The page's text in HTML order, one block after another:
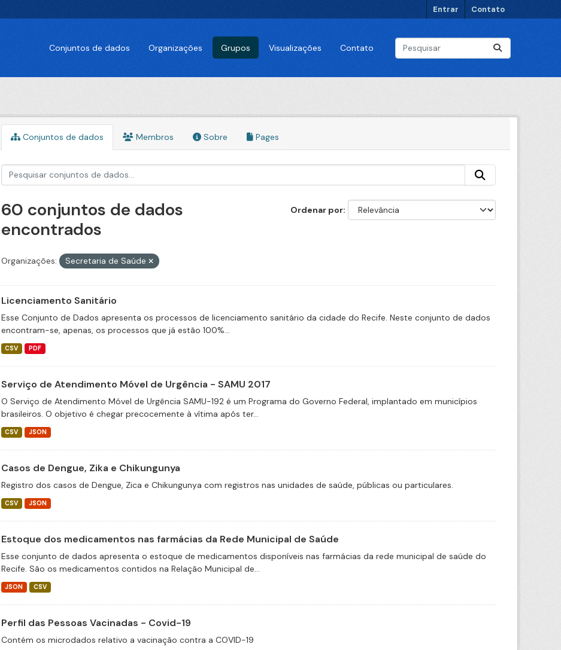
Entrar Contato
Conjuntos de dados Organizações Grupos Visualizações Contato
Conjuntos de dados Membros Sobre Pages
Ordenar por
60 conjuntos de dados
encontrados
Organizações: Secretaria de Saúde
Licenciamento Sanitário
Esse Conjunto de Dados apresenta os processos de licenciamento sanitário da cidade do Recife. Neste conjunto de dados
encontram-se, apenas, os processos que já estão 100%...
CSV PDF
Serviço de Atendimento Móvel de Urgência - SAMU 2017
O Serviço de Atendimento Móvel de Urgência SAMU-192 é um Programa do Governo Federal, implantado em municípios
brasileiros. O objetivo é chegar precocemente à vítima após ter...
CSV JSON
Casos de Dengue, Zika e Chikungunya
Registro dos casos de Dengue, Zica e Chikungunya com registros nas unidades de saúde, públicas ou particulares.
CSV JSON
Estoque dos medicamentos nas farmácias da Rede Municipal de Saúde
Esse conjunto de dados apresenta o estoque de medicamentos disponíveis nas farmácias da rede municipal de saúde do
Recife. São os medicamentos contidos na Relação Municipal de...
JSON CSV
Perfil das Pessoas Vacinadas - Covid-19
Contém os microdados relativo a vacinação contra a COVID-19